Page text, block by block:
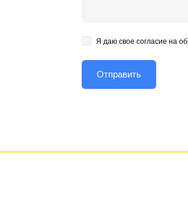
Я даю свое согласие на